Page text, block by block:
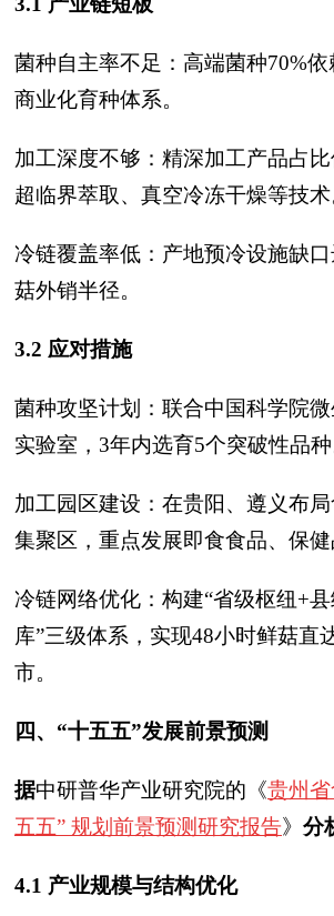
菌种自主率不足：高端菌种70%
商业化育种体系。
加工深度不够：精深加工产品占
超临界萃取、真空冷冻干燥等技术
冷链覆盖率低：产地预冷设施缺
菇外销半径。
3.2 应对措施
菌种攻坚计划：联合中国科学院
实验室，3年内选育5个突破性品种
加工园区建设：在贵阳、遵义布
集聚区，重点发展即食食品、保健
冷链网络优化：构建“省级枢纽+
库”三级体系，实现48小时鲜菇直
市。
四、“十五五”发展前景预测
据中研普华产业研究院的《贵州
五五” 规划前景预测研究报告》 分
4.1 产业规模与结构优化